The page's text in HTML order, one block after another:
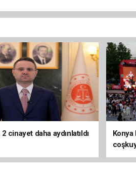
cinayet daha aydınlatıldı
Konya